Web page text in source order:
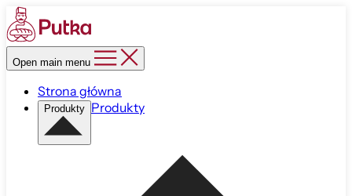
Open main menu
Strona główna
Produkty Produkty